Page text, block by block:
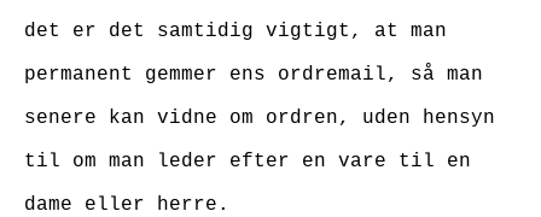
det er det samtidig vigtigt, at man
permanent gemmer ens ordremail, så man
senere kan vidne om ordren, uden hensyn
til om man leder efter en vare til en
dame eller herre.